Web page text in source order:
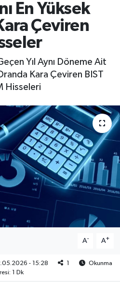
En Yüksek
Çeviren
Yıl Aynı Döneme Ait
Kara Çeviren BIST
Hisseleri
A- A+
- 15:28 1
Okunma
1 Dk